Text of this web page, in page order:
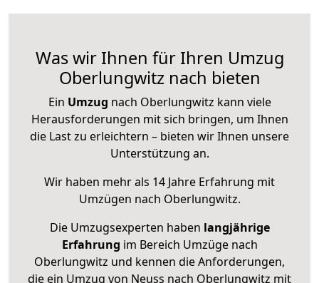
Was wir Ihnen für Ihren Umzug
Oberlungwitz nach bieten
Ein Umzug nach Oberlungwitz kann viele
Herausforderungen mit sich bringen, um Ihnen
die Last zu erleichtern – bieten wir Ihnen unsere
Unterstützung an.
Wir haben mehr als 14 Jahre Erfahrung mit
Umzügen nach Oberlungwitz.
Die Umzugsexperten haben langjährige
Erfahrung im Bereich Umzüge nach
Oberlungwitz und kennen die Anforderungen,
die ein Umzug von Neuss nach Oberlungwitz mit